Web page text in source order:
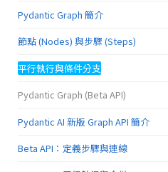
Pydantic Graph 簡介
節點 (Nodes) 與步驟 (Steps)
平行執行與條件分支
Pydantic Graph (Beta API)
Pydantic AI 新版 Graph API 簡介
Beta API：定義步驟與連線